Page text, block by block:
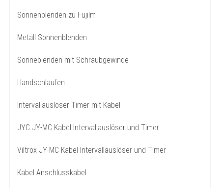
Sonnenblenden zu Fujilm
Metall Sonnenblenden
Sonneblenden mit Schraubgewinde
Handschlaufen
Intervallauslöser Timer mit Kabel
JYC JY-MC Kabel Intervallauslöser und Timer
Viltrox JY-MC Kabel Intervallauslöser und Timer
Kabel Anschlusskabel